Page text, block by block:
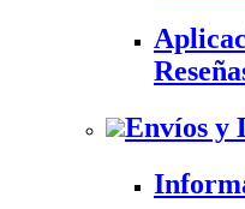
Envíos y